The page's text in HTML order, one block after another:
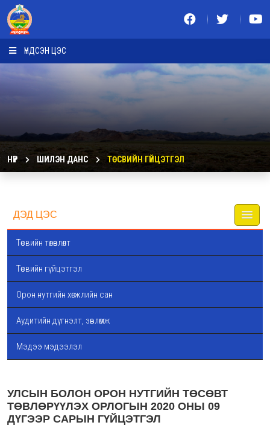
ҮНДСЭН ЦЭС
НҮҮР ШИЛЭН ДАНС ТӨСВИЙН ГҮЙЦЭТГЭЛ
ДЭД ЦЭС
Төсвийн төлөвлөлт
Төсвийн гүйцэтгэл
Орон нутгийн хөгжлийн сан
Аудитийн дүгнэлт, зөвлөмж
Мэдээ мэдээлэл
УЛСЫН БОЛОН ОРОН НУТГИЙН ТӨСӨВТ
ТӨВЛӨРҮҮЛЭХ ОРЛОГЫН 2020 ОНЫ 09
ДҮГЭЭР САРЫН ГҮЙЦЭТГЭЛ